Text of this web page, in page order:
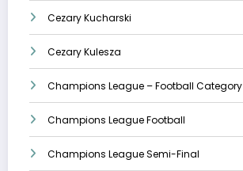
Cezary Kucharski
Cezary Kulesza
Champions League – Football Category
Champions League Football
Champions League Semi-Final